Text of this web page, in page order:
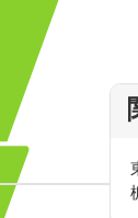
したい！
た生活を送りた
したい！』が叶